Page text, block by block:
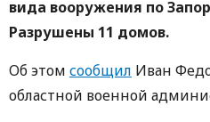
вида вооружения по
Разрушены 11 домов.
Об этом сообщил Иван
областной военной